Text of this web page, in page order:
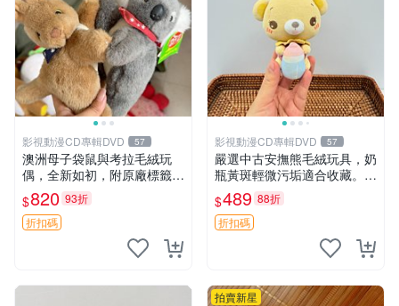
影視動漫CD專輯DVD 57
澳洲母子袋鼠與考拉毛絨玩
偶，全新如初，附原廠標籤，
手感極軟，適合贈送親朋好
友。袋鼠與考拉正版，精緻尺
寸，適合作為收藏或家飾擺
設，增添暖意。 母子、袋
$820 93折
折扣碼
影視動漫CD專輯DVD 57
嚴選中古安撫熊毛絨玩具，奶
瓶黃斑輕微污垢適合收藏。默
認兩日發貨，全國快遞隨機派
送。 成色如圖可放心購買，
輕微瑕疵和臟污不影響使用。
安撫熊 中古玩偶 毛
$489 88折
折扣碼
拍賣新星